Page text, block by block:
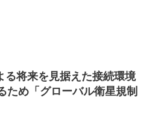
る将来を見据えた接続環境
ため「グローバル衛星規制